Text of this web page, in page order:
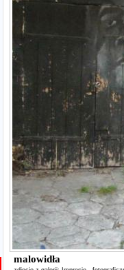
malowidła